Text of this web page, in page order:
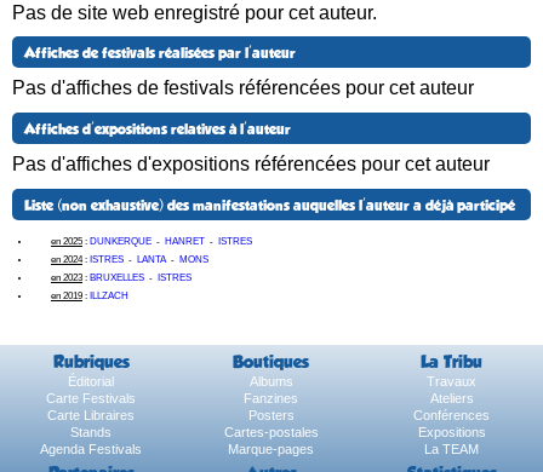
Pas de site web enregistré pour cet auteur.
Affiches de festivals réalisées par l'auteur
Pas d'affiches de festivals référencées pour cet auteur
Affiches d'expositions relatives à l'auteur
Pas d'affiches d'expositions référencées pour cet auteur
Liste (non exhaustive) des manifestations auquelles l'auteur a déjà participé
en 2025 : DUNKERQUE - HANRET - ISTRES
en 2024: ISTRES - LANTA - MONS
en 2023 : BRUXELLES - ISTRES
en 2019 : ILLZACH
Rubriques Boutiques La Tribu
Éditorial Albums
Travaux
Carte Festivals
Fanzines
Ateliers
Carte Libraires
Posters
Conférences
Stands
Cartes-postales
Expositions
Agenda Festivals
Marque-pages La TEAM